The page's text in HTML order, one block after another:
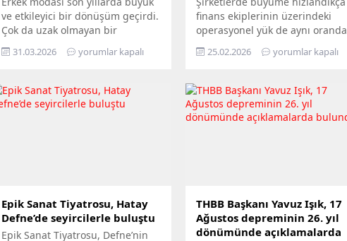
ve etkileyici bir dönüşüm geçirdi.
Çok da uzak olmayan bir
geçmişte sadece spor
salonlarında, antrenmanlarda
tercih edilen ayakkabılar,
günümüzde günlük giyimin ve
31.03.2026 yorumlar kapalı
finans ekiplerinin üzerindeki
operasyonel yük de aynı oranda
artar. Özellikle masraf süreçleri;
fiş toplama, belge kontrolü, onay
raporlama gibi birçok adımı
içerdiği için zaman kaybına en
açık alanlardan biridir.
25.02.2026 yorumlar kapalı
Epik Sanat Tiyatrosu, Hatay
Defne’de seyircilerle buluştu
Epik Sanat Tiyatrosu, Defne’nin
THBB Başkanı Yavuz Işık, 17
Ağustos depreminin 26. yıl
dönümünde açıklamalarda